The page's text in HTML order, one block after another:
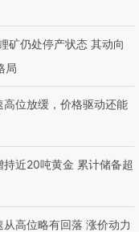
矿仍处停产状态 其动向
局
高位放缓，价格驱动还能
持近20吨黄金 累计储备超
高位略有回落 涨价动力